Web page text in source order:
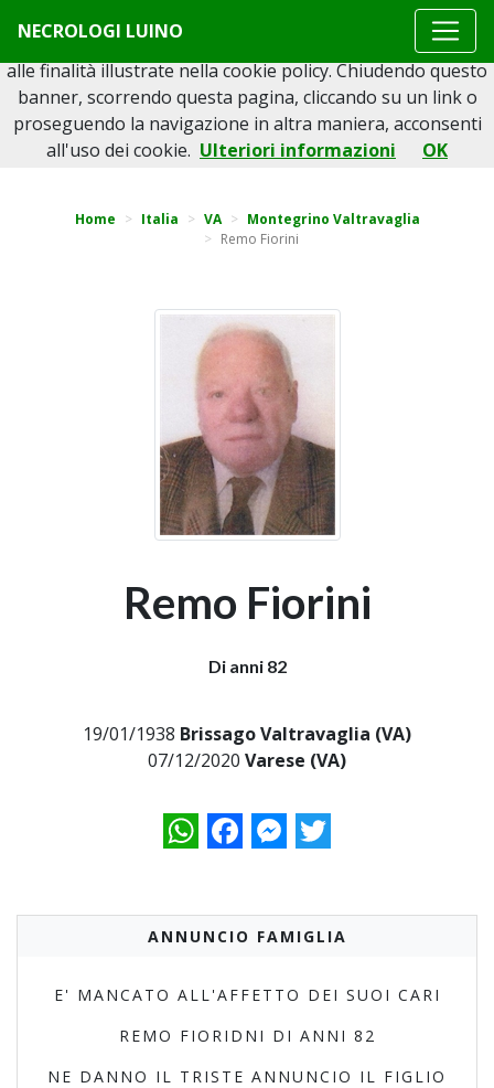
NECROLOGI LUINO
Torna indietro
Home Italia VA
Montegrino Valtravaglia
Remo Fiorini
Remo Fiorini
Di anni 82
19/01/1938 Brissago Valtravaglia (VA)
07/12/2020 Varese (VA)
WhatsAppFacebookMessenger
Twitter
ANNUNCIO FAMIGLIA
E' MANCATO ALL'AFFETTO DEI SUOI CARI
REMO FIORIDNI DI ANNI 82
NE DANNO IL TRISTE ANNUNCIO IL FIGLIO
Questo sito o gli strumenti terzi da questo utilizzati si
avvalgono di cookie necessari al funzionamento ed utili
alle finalità illustrate nella cookie policy. Chiudendo questo
banner, scorrendo questa pagina, cliccando su un link o
proseguendo la navigazione in altra maniera, acconsenti
all'uso dei cookie. Ulteriori informazioni OK